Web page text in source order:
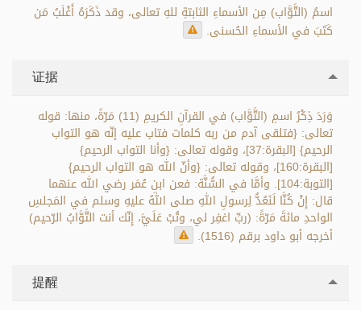
اسمُ (التَّوَّاب) مِن الأسماءِ الثابتةِ للهِ تعالى، وقد ذَكَرَهُ أَغْلَبُ مَن
كَتَبَ في الأسماءِ الحُسنى.
证据
وَرَدَ ذِكْرُ اسمِ (التَّوَّاب) في القرآنِ الكريمِ (11) مَرّةً، منها: قوله
تعالى: {فتلقى آدم من ربه كلمات فتاب عليه إنّه هو التواب
الرحيم} [البقرة:37]، وقوله تعالى: {وأنا التواب الرحيم}
[البقرة:160]، وقوله تعالى: {وأنّ الله هو التواب الرحيم}
[التوبة:104]. وأمَّا في السُّنَّة: فعن ابنِ عُمَر رضي الله عنهما
قال: إِنْ كُنَّا لَنَعُدُّ لِرسولِ اللهِ صلى اللهُ عليهِ وسلم في المَجلسِ
الواحدِ مائةَ مَرّةً: (ربِّ اغفِر لي، وتُبْ عَلَيَّ، إِنّك أنت التَّوَّابُ الرّحيم)
أخرجه أبو داود برقم (1516).
提醒